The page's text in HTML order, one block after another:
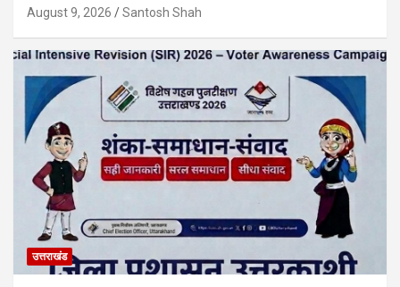
August 9, 2026 Santosh Shah
उत्तराखंड